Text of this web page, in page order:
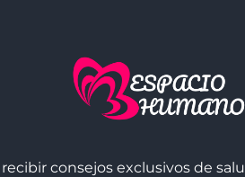
recibir consejos exclusivos de